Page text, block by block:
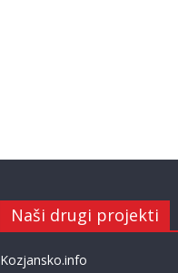
Naši drugi projekti
Kozjansko.info